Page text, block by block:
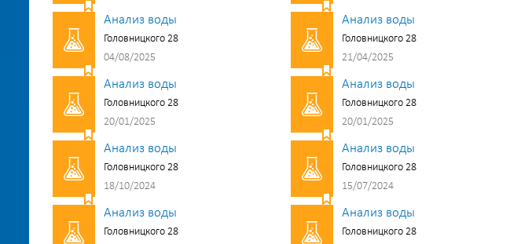
Анализ воды
Головницкого 28
04/08/2025
Анализ воды
Головницкого 28
21/04/2025
Анализ воды
Головницкого 28
20/01/2025
Анализ воды
Головницкого 28
20/01/2025
Анализ воды
Головницкого 28
18/10/2024
Анализ воды
Головницкого 28
15/07/2024
Анализ воды
Головницкого 28
Анализ воды
Головницкого 28